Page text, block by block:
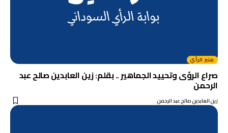
منبر الرأي
صراع الرؤى وتحييد الجماهير .. بقلم: زين العابدين صالح عبد
الرحمن
زين العابدين صالح عبد الرحمن